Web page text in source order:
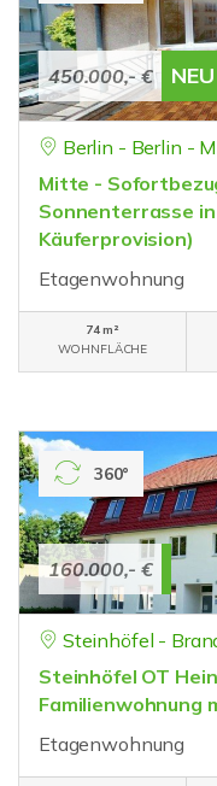
450.000,- € NEU
Berlin - Berlin -
Mitte -
Sonnenterrasse in
Käuferprovision)
Etagenwohnung
74 m²
WOHNFLÄCHE
160.000,- €
360°
Steinhöfel -
Steinhöfel OT
Familienwohnung
Etagenwohnung